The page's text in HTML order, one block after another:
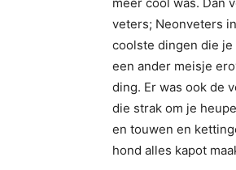
veters; Neonveters
coolste dingen die
een ander meisje
ding. Er was ook de
die strak om je
en touwen en
hond alles kapot